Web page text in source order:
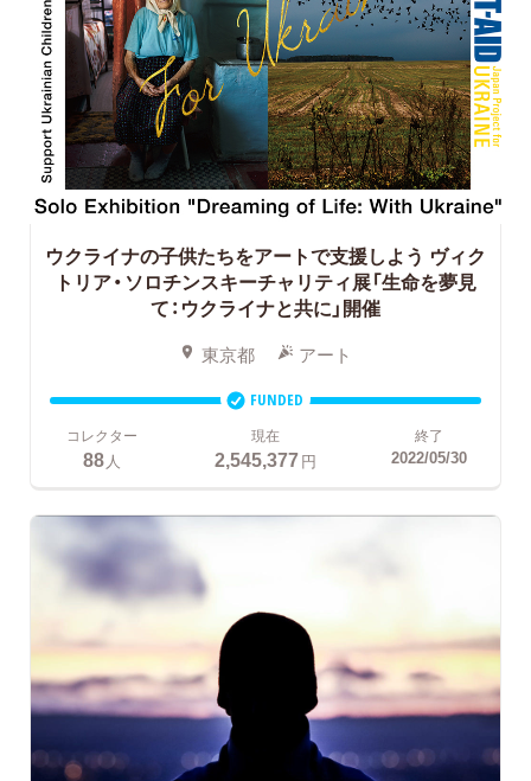
ウクライナの子供たちをアートで支援しよう ヴィク
トリア・ソロチンスキーチャリティ展「生命を夢見
て：ウクライナと共に」開催
東京都 アート
FUNDED
コレクター
88 人
現在
2,545,377円
終了
2022/05/30